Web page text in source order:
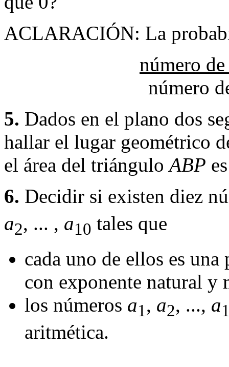
ACLARACIÓN: La
número
número
5. Dados en el plano dos
hallar el lugar geométrico
el área del triánguloABP
6. Decidir si existen diez
a2, ... , a10 tales que
cada uno de ellos es
con exponente natural y
los números a1, a2, ..., a
aritmética.